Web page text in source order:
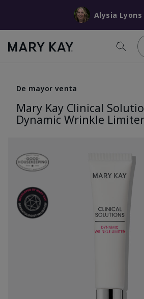
Alysia Lyons
De mayor venta
Mary Kay Clinical
Dynamic Wrinkle